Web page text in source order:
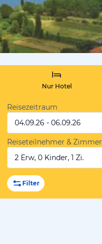
Nur Hotel
Reisezeitraum
04.09.26 - 06.09.26
Reiseteilnehmer & Zimmer
2 Erw, 0 Kinder, 1 Zi.
Filter